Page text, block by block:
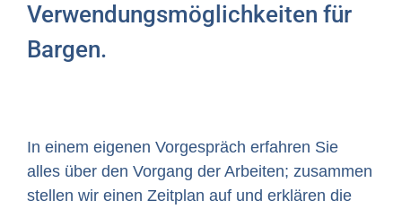
Verwendungsmöglichkeiten für
Bargen.
In einem eigenen Vorgespräch erfahren Sie
alles über den Vorgang der Arbeiten; zusammen
stellen wir einen Zeitplan auf und erklären die